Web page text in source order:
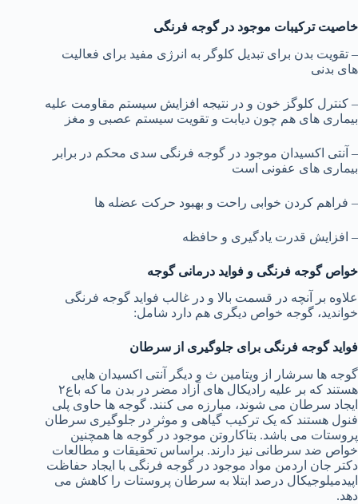
خاصیت ترکیبات موجود در گوجه فرنگی
– تقویت بدن برای تبدیل کلوگر به انرژی مفید برای فعالیت
های بدنی
– کنترل کلوگز خون و در نتیجه افزایش سیستم مقاومت علیه
بیماری های هم چون دیابت و تقویت سیستم عصبی و مغز
– آنتی اکسیدان موجود در گوجه فرنگی سدی محکم در برابر
بیماری های عفونی است
– فراهم کردن خوابی راحت و بهبود حرکت عضله ها
– افزایش قدرت یادگیری و حافظه
خواص گوجه فرنگی و فواید درمانی گوجه
علاوه بر آنچه در قسمت بالا و در غالب فواید گوجه فرنگی
خواندید، گوجه خواص دیگری هم دارد شامل:
فواید گوجه فرنگی برای جلوگیری از سرطان
گوجه ها سرشار از ویتامین ث و دیگر آنتی اکسیدان هایی
هستند که بر علیه رادیکال های آزاد مضر در بدن ما که باع۲
ایجاد سرطان می شوند، مبارزه می کنند. گوجه ها حاوی پلی
فنول هستند که یک ترکیب گیاهی و موثر در جلوگیری سرطان
پروستات می باشد. بتاکاروتن موجود در گوجه ها همچنین
خواص ضد سرطانی نیز دارند. براساس تحقیقات و مطالعات
دکتر جان اردمن مواد موجود در گوجه فرنگی با ایجاد حفاظت
اپیدمیلوجیکال درصد ابتلا به سرطان پروستات را کاهش می
دهد.